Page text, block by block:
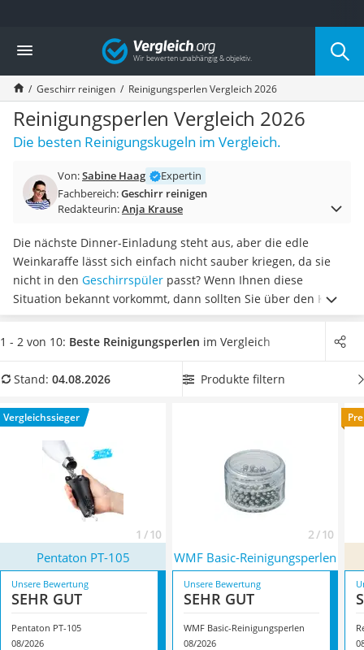
Die beliebtesten Vergleiche nach Kategorie
Haushalt
Wassersprudler
Zentralstaubsauger
Brotbackautomat
Wischroboter
Wäschespinne
Spülmaschinentabs
Akku-Staubsauger
AEG-Waschmaschine
Saug-Wisch-Roboter
Handstaubsauger
Milchaufschäumer
Kondenstrockner
Reiskocher
Tierhaarstaubsauger
Nespresso-Maschine
Messerschärfer
Vergleich
Geschirr reinigen Reinigungsperlen Vergleich 2026
Reinigungsperlen Vergleich 2026
Die besten Reinigungskugeln im Vergleich.
Von:Sabine Haag
Expertin
Fachbereich:Geschirr reinigen
Redakteurin:Anja Krause
Die nächste Dinner-Einladung steht aus, aber die edle
Weinkaraffe lässt sich einfach nicht sauber kriegen, da sie
nicht in den Geschirrspüler passt? Wenn Ihnen diese
Situation bekannt vorkommt, dann sollten Sie über den Kauf
von Reinigungsperlen nachdenken. Laut verschiedenen
Online-Tests könnendank Waschperlen auch enge
eine Großpackung Reinigungsperlenaus unserer
einmal reinigen können und Ihnen die kleinen Kügelchen
nicht so schnell zur Neige gehen. Überzeugt hat uns hier im
August 2026 besonders das Modell
Pentaton PT-105
seinen Eigenschaften.
1 - 2 von 10: Beste Reinigungsperlen im Vergleich
Stand: 04.08.2026 Produkte filtern
Vergleichssieger
1 / 10 2 / 10
Pentaton PT-105 WMF Basic-Reinigungsperlen
Unsere Bewertung
SEHR GUT
Pentaton PT-105
08/2026
Unsere Bewertung
SEHR GUT
WMF Basic-Reinigungsperlen
08/2026